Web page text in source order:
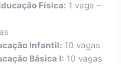
Física: 1 vaga –
Infantil: 10 vagas
Básica I: 10 vagas